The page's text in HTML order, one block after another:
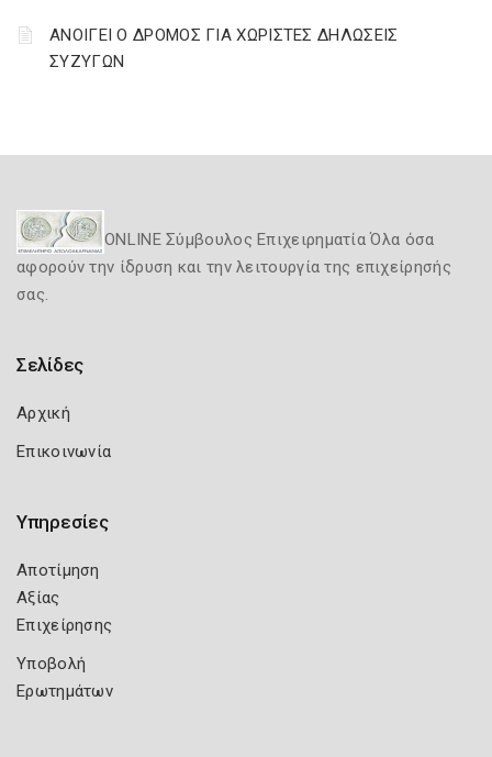
ΑΝΟΙΓΕΙ Ο ΔΡΟΜΟΣ ΓΙΑ ΧΩΡΙΣΤΕΣ ΔΗΛΩΣΕΙΣ
ΣΥΖΥΓΩΝ
ONLINE Σύμβουλος Επιχειρηματία Όλα όσα
αφορούν την ίδρυση και την λειτουργία της επιχείρησής
σας.
Σελίδες
Αρχική
Επικοινωνία
Υπηρεσίες
Αποτίμηση
Αξίας
Επιχείρησης
Υποβολή
Ερωτημάτων